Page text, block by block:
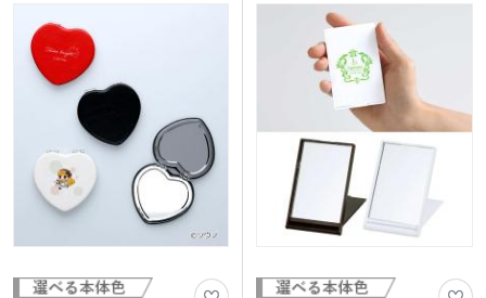
ロンの会員特典、コンサートグッズや同
人グッズの来場記念など、実用性の高い
ノベルティとしておすすめです。